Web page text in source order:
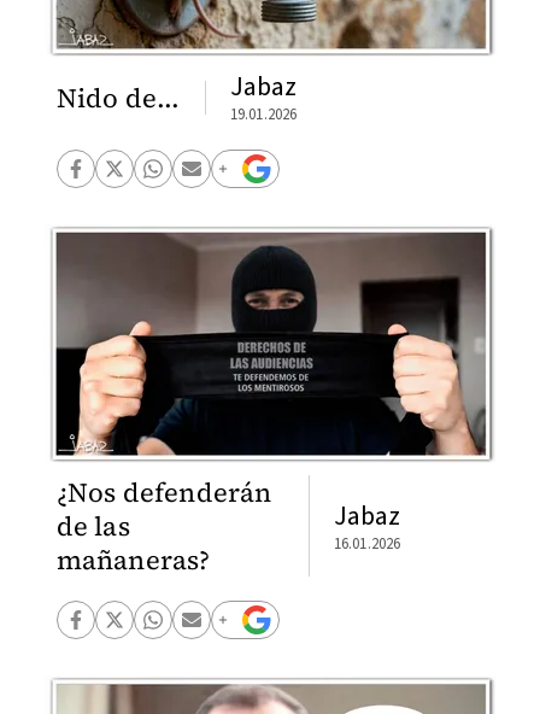
Nido de... Jabaz
19.01.2026
¿Nos defenderán
de las
mañaneras?
Jabaz
16.01.2026